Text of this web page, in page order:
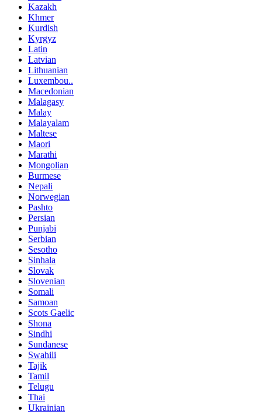
Kazakh
Khmer
Kurdish
Kyrgyz
Latin
Latvian
Lithuanian
Luxembou..
Macedonian
Malagasy
Malay
Malayalam
Maltese
Maori
Marathi
Mongolian
Burmese
Nepali
Norwegian
Pashto
Persian
Punjabi
Serbian
Sesotho
Sinhala
Slovak
Slovenian
Somali
Samoan
Scots Gaelic
Shona
Sindhi
Sundanese
Swahili
Tajik
Tamil
Telugu
Thai
Ukrainian